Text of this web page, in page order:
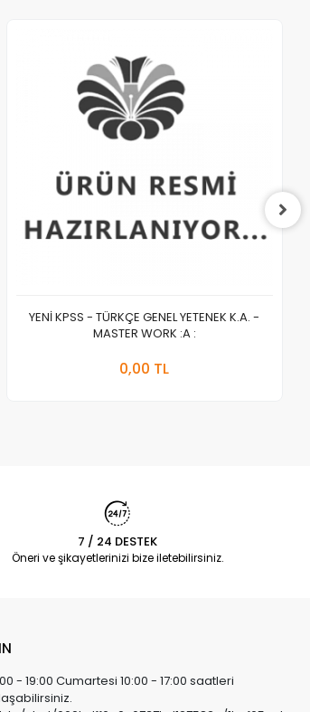
YENİ KPSS - TÜRKÇE GENEL YETENEK K.A. -
MASTER WORK :A :
0,00 TL
7 / 24 DESTEK
Öneri ve şikayetlerinizi bize iletebilirsiniz.
- 19:00 Cumartesi 10:00 - 17:00 saatleri